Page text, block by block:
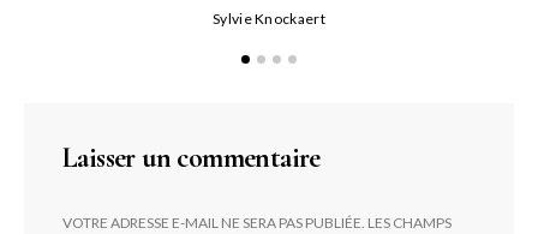
Sylvie Knockaert
Laisser un commentaire
VOTRE ADRESSE E-MAIL NE SERA PAS PUBLIÉE. LES CHAMPS